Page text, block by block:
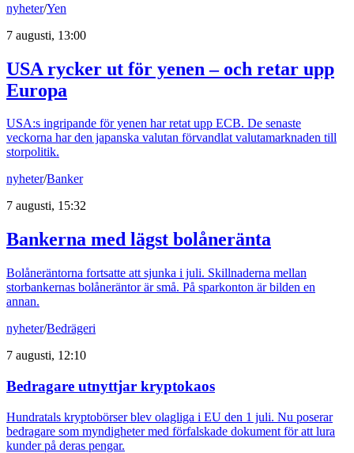
nyheter/Yen
7 augusti, 13:00
USA rycker ut för yenen – och retar upp
Europa
USA:s ingripande för yenen har retat upp ECB. De senaste
veckorna har den japanska valutan förvandlat valutamarknaden till
storpolitik.
nyheter/Banker
7 augusti, 15:32
Bankerna med lägst bolåneränta
Bolåneräntorna fortsatte att sjunka i juli. Skillnaderna mellan
storbankernas bolåneräntor är små. På sparkonton är bilden en
annan.
nyheter/Bedrägeri
7 augusti, 12:10
Bedragare utnyttjar kryptokaos
Hundratals kryptobörser blev olagliga i EU den 1 juli. Nu poserar
bedragare som myndigheter med förfalskade dokument för att lura
kunder på deras pengar.